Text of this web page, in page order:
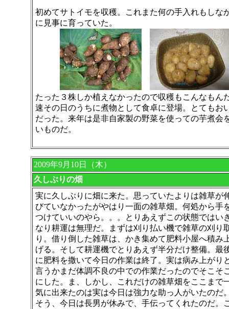
初めてサトイモを収穫。これまた何の手入れもしな
に見事に育っていた。
たった３株しか植えなかったので収穫もこんなもん
速その日のうちに煮物として食卓に登場。とてもお
だった。来年は是非自家製の野菜を使っての芋煮会
いものだ。
2009年9月10日（木）
久しぶりの畑
実に久しぶりに畑に来た。思っていたよりは雑草が
びていなかったがやはり一面の雑草畑。何処から手
つけていいのやら。。。とりあえずこの状態ではい
なり耕運は無理だ。まずは刈り払い機で雑草の刈り
り。借り倒した雑草は、かき集めて肥料小屋へ積み
げる。そして耕運機でとりあえず半分だけ整備。最
に肥料を撒いて今日の作業は終了。実は病み上がり
言うかまだ体調不良の中での作業だったのでそこそ
にした。ま、しかし、これだけの雑草畑をここまで
気に出来たのは実は今日は強力な助っ人がいたのだ
そう、今日は長男が休みで、手伝ってくれたのだ。